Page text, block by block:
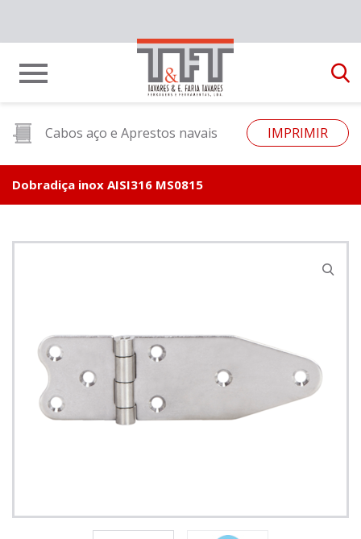
Cabos aço e Aprestos navais IMPRIMIR
Dobradiça inox AISI316 MS0815